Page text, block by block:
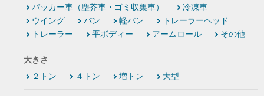
パッカー車（塵芥車・ゴミ収集車）
冷凍車
ウイング
バン 軽バン
トレーラーヘッド
トレーラー
平ボディー アームロール その他
大きさ
２トン
４トン 増トン 大型